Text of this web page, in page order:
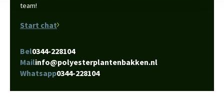
team!
Start chat
Bel0344-228104
Mailinfo@polyesterplantenbakken.nl
Whatsapp0344-228104